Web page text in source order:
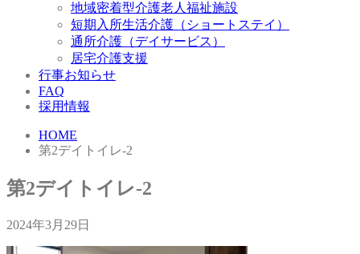
地域密着型介護老人福祉施設
短期入所生活介護（ショートステイ）
通所介護（デイサービス）
居宅介護支援
行事お知らせ
FAQ
採用情報
HOME
第2デイトイレ-2
第2デイトイレ-2
2024年3月29日